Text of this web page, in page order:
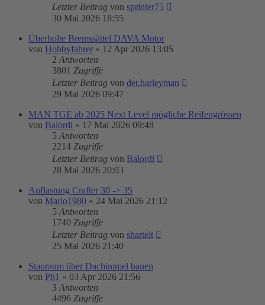
Letzter Beitrag von sprinter75
30 Mai 2026 18:55
Überholte Bremssättel DAVA Motor
von Hobbyfahrer » 12 Apr 2026 13:05
2 Antworten
3801 Zugriffe
Letzter Beitrag von der.harleyman
29 Mai 2026 09:47
MAN TGE ab 2025 Next Level mögliche Reifengrössen
von Balordi » 17 Mai 2026 09:48
5 Antworten
2214 Zugriffe
Letzter Beitrag von Balordi
28 Mai 2026 20:03
Auflastung Crafter 30 -> 35
von Mario1980 » 24 Mai 2026 21:12
5 Antworten
1740 Zugriffe
Letzter Beitrag von shartelt
25 Mai 2026 21:40
Stauraum über Dachimmel bauen
von Ph1 » 03 Apr 2026 21:56
3 Antworten
4496 Zugriffe